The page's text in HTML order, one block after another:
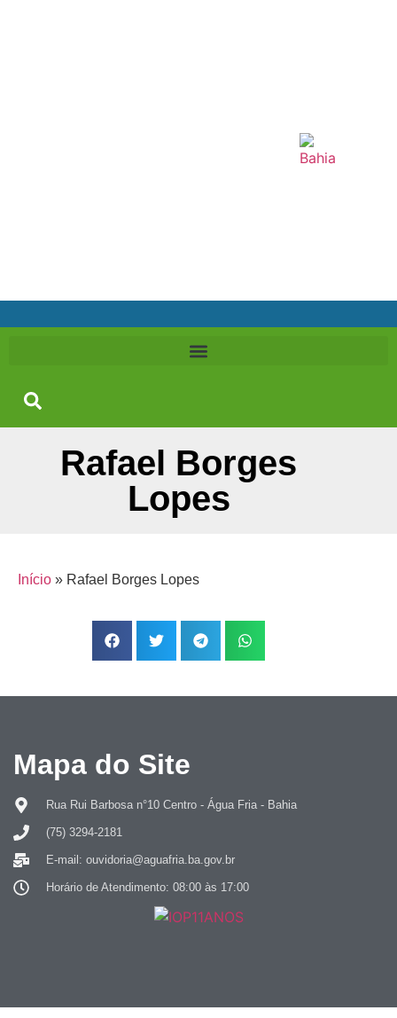
Rafael Borges
Lopes
Início » Rafael Borges Lopes
Mapa do Site
Rua Rui Barbosa n°10 Centro - Água Fria - Bahia
(75) 3294-2181
E-mail: ouvidoria@aguafria.ba.gov.br
Horário de Atendimento: 08:00 às 17:00